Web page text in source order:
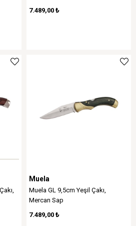
7.489,00 ₺
Muela
Muela GL 9,5cm Yeşil Çakı,
Mercan Sap
7.489,00 ₺